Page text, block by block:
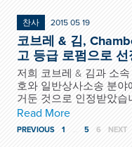
찬사 2015 05 19
코브레 & 김,
고 등급 로펌으로 선
저희 코브레 & 김과 소
호와 일반상사소송 분
거둔 것으로 인정받았습
Read More
PREVIOUS 1 … 5 6 NEXT